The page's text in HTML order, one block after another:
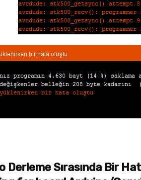
Derleme Sırasında Bir